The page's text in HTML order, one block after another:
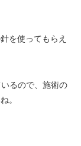
を使ってもらえ
るので、施術の
。